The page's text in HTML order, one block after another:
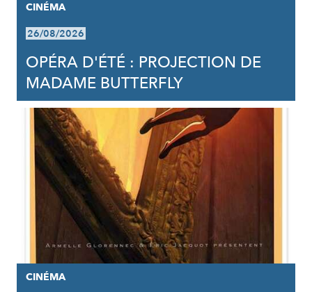
CINÉMA
26/08/2026
OPÉRA D'ÉTÉ : PROJECTION DE
MADAME BUTTERFLY
CINÉMA